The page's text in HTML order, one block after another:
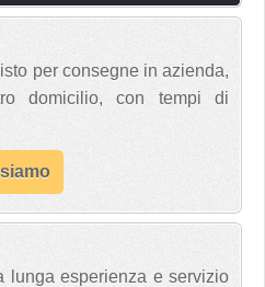
per consegne in azienda,
domicilio, con tempi di
lunga esperienza e servizio